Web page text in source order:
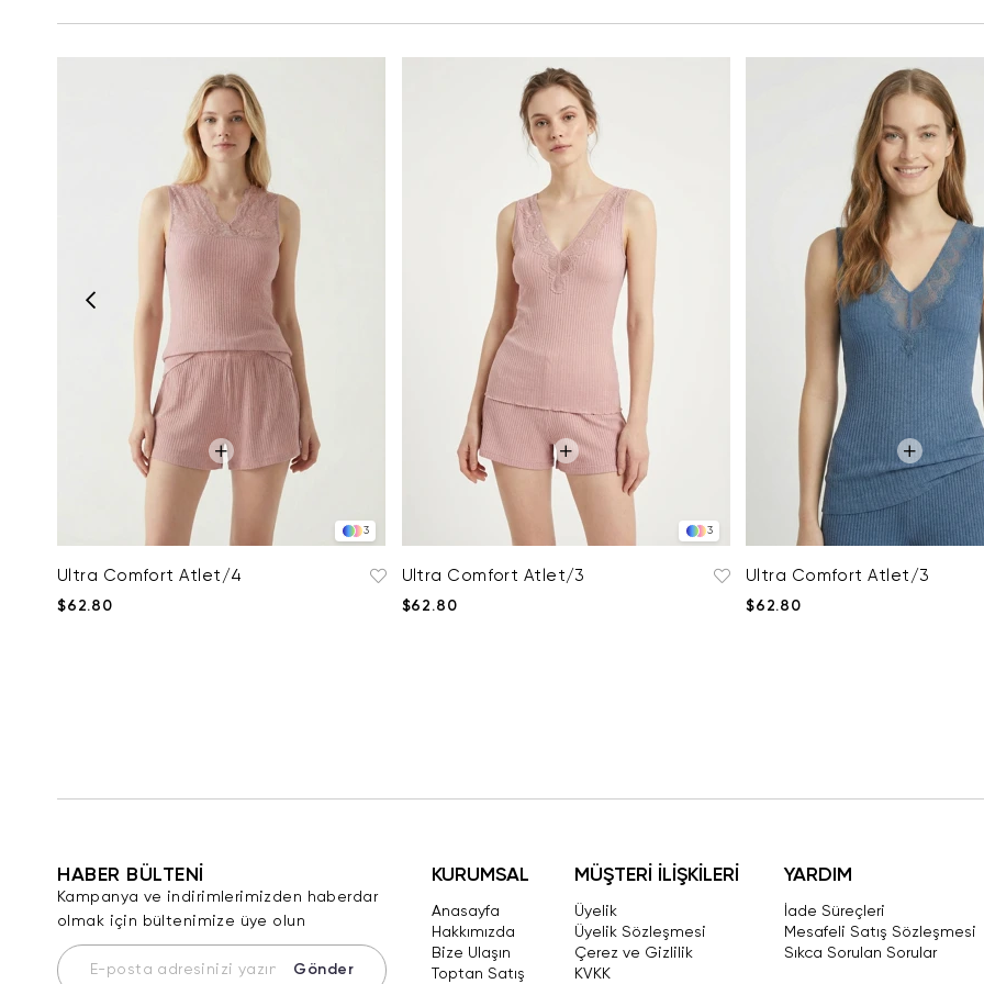
3
Ultra Comfort Atlet/4
$62.80
3
Ultra Comfort Atlet/3
$62.80
Ultra Comfort Atlet/3
$62.80
HABER BÜLTENİ
Kampanya ve indirimlerimizden haberdar
olmak için bültenimize üye olun
Gönder
KURUMSAL
Anasayfa
Hakkımızda
Bize Ulaşın
Toptan Satış
MÜŞTERİ İLİŞKİLERİ
Üyelik
Üyelik Sözleşmesi
Çerez ve Gizlilik
KVKK
YARDIM
İade Süreçleri
Mesafeli Satış Sözleşmesi
Sıkca Sorulan Sorular